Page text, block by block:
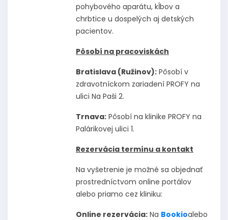
pohybového aparátu, kĺbov a
chrbtice u dospelých aj detských
pacientov.
Pôsobí na pracoviskách
Bratislava (Ružinov): Pôsobí v
zdravotníckom zariadení PROFY na
ulici Na Paši 2.
Trnava: Pôsobí na klinike PROFY na
Palárikovej ulici 1.
Rezervácia termínu a kontakt
Na vyšetrenie je možné sa objednať
prostredníctvom online portálov
alebo priamo cez kliniku:
Online rezervácia: Na Bookioalebo